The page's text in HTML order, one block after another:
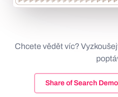
Chcete vědět víc?
Share of Search Demo